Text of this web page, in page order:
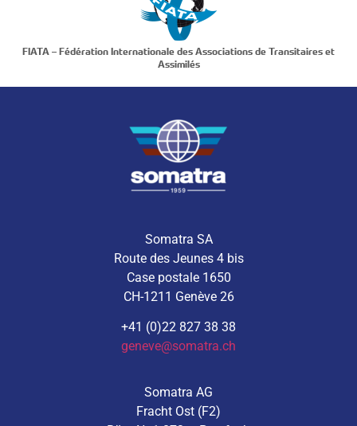
FIATA – Fédération Internationale des Associations de Transitaires et
Assimilés
Somatra SA
Route des Jeunes 4 bis
Case postale 1650
CH-1211 Genève 26
+41 (0)22 827 38 38
geneve@somatra.ch
Somatra AG
Fracht Ost (F2)